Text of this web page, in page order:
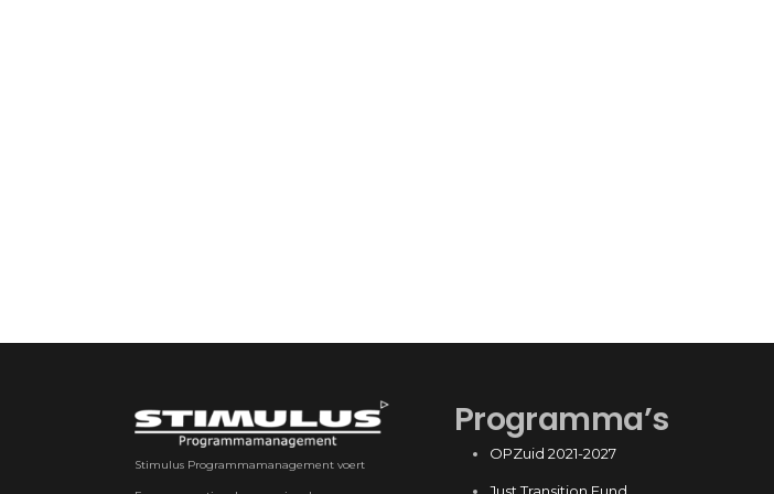
Stimulus Programmamanagement voert
Programma’s
OPZuid 2021-2027